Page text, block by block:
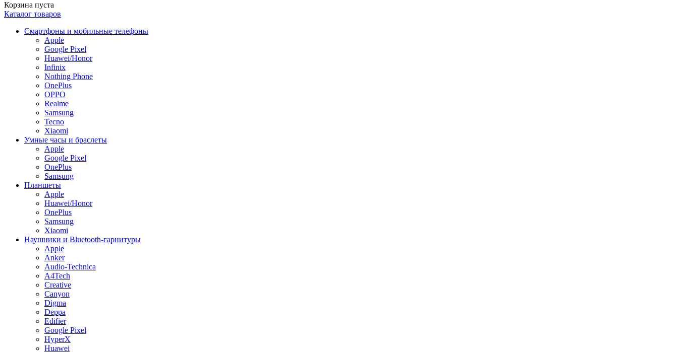
Корзина пуста
Каталог товаров
Смартфоны и мобильные телефоны
Apple
Google Pixel
Huawei/Honor
Infinix
Nothing Phone
OnePlus
OPPO
Realme
Samsung
Tecno
Xiaomi
Умные часы и браслеты
Apple
Google Pixel
OnePlus
Samsung
Планшеты
Apple
Huawei/Honor
OnePlus
Samsung
Xiaomi
Наушники и Bluetooth-гарнитуры
Apple
Anker
Audio-Technica
A4Tech
Creative
Canyon
Digma
Deppa
Edifier
Google Pixel
HyperX
Huawei